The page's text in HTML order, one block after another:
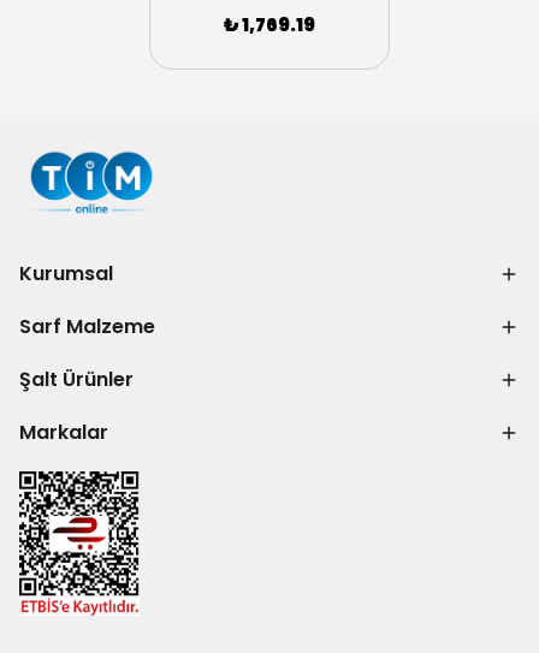
₺ 1,769.19
Kurumsal
Sarf Malzeme
Şalt Ürünler
Markalar